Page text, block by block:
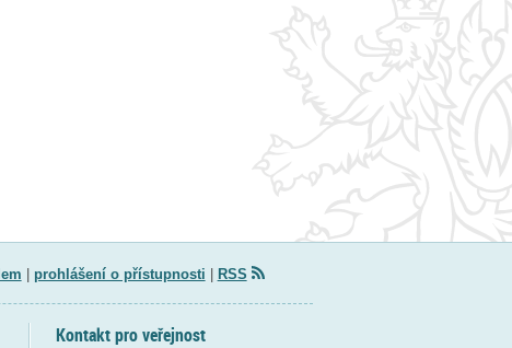
prohlášení o přístupnosti RSS
Kontakt pro veřejnost